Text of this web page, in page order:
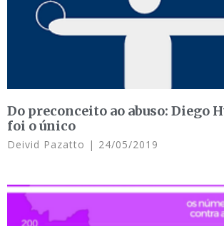
Do preconceito ao abuso: Diego
foi o único
Deivid Pazatto 24/05/2019